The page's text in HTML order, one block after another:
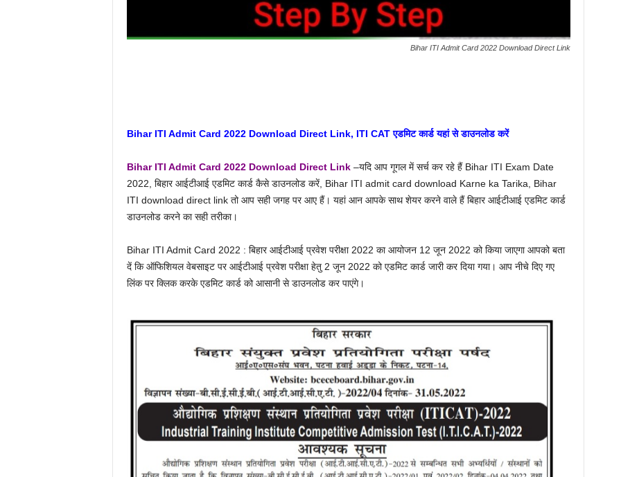
Bihar ITI Admit Card 2022 Download Direct Link
Bihar ITI Admit Card 2022 Download Direct Link, ITI CAT एडमिट कार्ड यहां से डाउनलोड करें
Bihar ITI Admit Card 2022 Download Direct Link–यदि आप गूगल में सर्च कर रहे हैं Bihar ITI Exam Date
2022, बिहार आईटीआई एडमिट कार्ड कैसे डाउनलोड करें, Bihar ITI admit card download Karne ka Tarika, Bihar
ITI download direct link तो आप सही जगह पर आए हैं। यहां आन आपके साथ शेयर करने वाले हैं बिहार आईटीआई एडमिट कार्ड
डाउनलोड करने का सही तरीका।
Bihar ITI Admit Card 2022 : बिहार आईटीआई प्रवेश परीक्षा 2022 का आयोजन 12 जून 2022 को किया जाएगा आपको बता
दें कि ऑफिशियल वेबसाइट पर आईटीआई प्रवेश परीक्षा हेतु 2 जून 2022 को एडमिट कार्ड जारी कर दिया गया। आप नीचे दिए गए
लिंक पर क्लिक करके एडमिट कार्ड को आसानी से डाउनलोड कर पाएंगे।